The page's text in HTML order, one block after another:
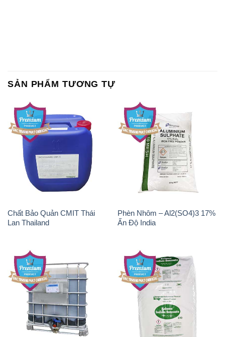
SẢN PHẨM TƯƠNG TỰ
Chất Bảo Quản CMIT Thái
Lan Thailand
Phèn Nhôm – Al2(SO4)3 17%
Ấn Độ India